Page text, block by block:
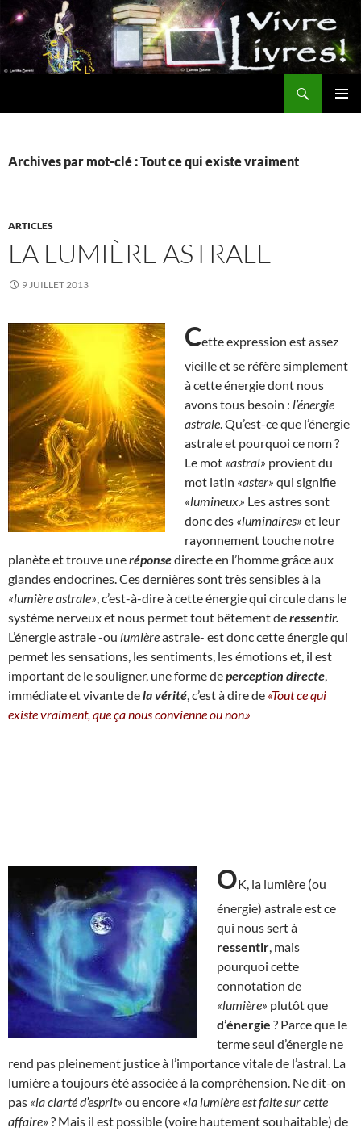
Aller
au
contenu
Archives par mot-clé : Tout ce qui existe vraiment
ARTICLES
LA LUMIÈRE ASTRALE
9 JUILLET 2013
Cette expression est assez
vieille et se réfère simplement
à cette énergie dont nous
avons tous besoin : l’énergie
astrale . Qu’est-ce que l’énergie
astrale et pourquoi ce nom ?
Le mot «astral» provient du
mot latin «aster» qui signifie
«lumineux.» Les astres sont
donc des «luminaires» et leur
rayonnement touche notre
planète et trouve uneréponsedirecte en l’homme grâce aux
glandes endocrines. Ces dernières sont très sensibles à la
«lumière astrale» , c’est-à-dire à cette énergie qui circule dans le
système nerveux et nous permet tout bêtement deressentir.
L’énergie astrale -ou lumièreastrale- est donc cette énergie qui
permet les sensations, les sentiments, les émotions et, il est
important de le souligner, une forme deperception directe
immédiate et vivante dela vérité , c’est à dire de «Tout ce qui
existe vraiment, que ça nous convienne ou non.»
OK, la lumière (ou
énergie) astrale est ce
qui nous sert à
ressentir , mais
pourquoi cette
connotation de
«lumière» plutôt que
d’énergie ? Parce que le
terme seul d’énergie ne
rend pas pleinement justice à l’importance vitale de l’astral. La
lumière a toujours été associée à la compréhension. Ne dit-on
pas «la clarté d’esprit» ou encore «la lumière est faite sur cette
affaire» ? Mais il est possible (voire hautement souhaitable) de